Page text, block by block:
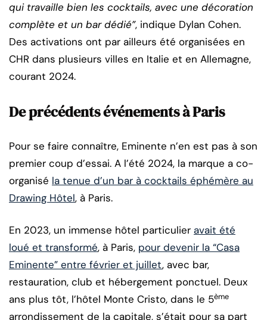
qui travaille bien les cocktails, avec une décoration
complète et un bar dédié”, indique Dylan Cohen.
Des activations ont par ailleurs été organisées en
CHR dans plusieurs villes en Italie et en Allemagne,
courant 2024.
De précédents événements à Paris
Pour se faire connaître, Eminente n’en est pas à son
premier coup d’essai. A l’été 2024, la marque a co-
organisé la tenue d’un bar à cocktails éphémère au
Drawing Hôtel, à Paris.
En 2023, un immense hôtel particulier avait été
loué et transformé, à Paris, pour devenir la “Casa
Eminente” entre février et juillet, avec bar,
restauration, club et hébergement ponctuel. Deux
ans plus tôt, l’hôtel Monte Cristo, dans le 5ème
arrondissement de la capitale, s’était pour sa part